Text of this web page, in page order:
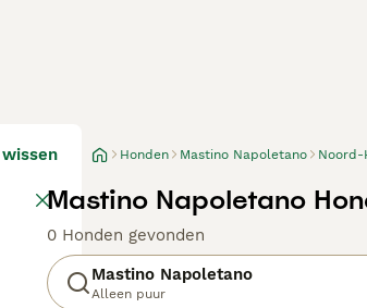
Honden Mastino Napoletano Noord-
Mastino Napoletano
0 Honden gevonden
Mastino Napoletano
Alleen puur